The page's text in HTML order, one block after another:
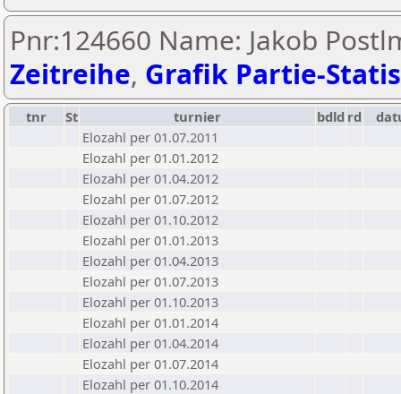
Pnr:124660 Name: Jakob
Zeitreihe, Grafik Partie-
tnr St turnier bdld rd
Elozahl per 01.07.2011
Elozahl per 01.01.2012
Elozahl per 01.04.2012
Elozahl per 01.07.2012
Elozahl per 01.10.2012
Elozahl per 01.01.2013
Elozahl per 01.04.2013
Elozahl per 01.07.2013
Elozahl per 01.10.2013
Elozahl per 01.01.2014
Elozahl per 01.04.2014
Elozahl per 01.07.2014
Elozahl per 01.10.2014